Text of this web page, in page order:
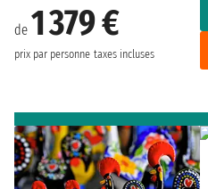
de 1 379 €
prix par personne taxes incluses